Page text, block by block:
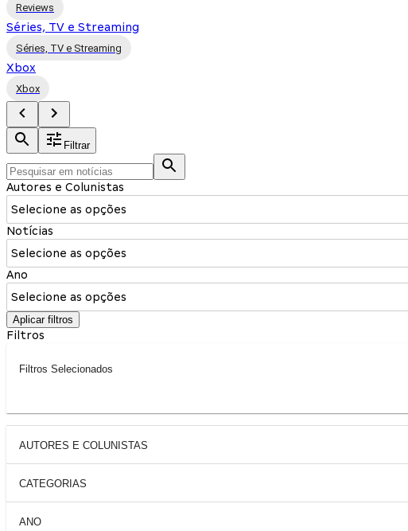
Reviews
Séries, TV e Streaming
Séries, TV e Streaming
Xbox
Xbox
Filtrar
Autores e Colunistas
Selecione as opções
Notícias
Selecione as opções
Ano
Selecione as opções
Aplicar filtros
Filtros
Filtros Selecionados
AUTORES E COLUNISTAS
CATEGORIAS
ANO